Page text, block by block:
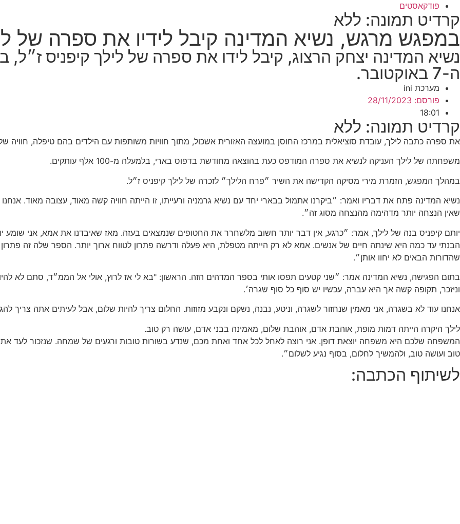
פודקאסטים
קרדיט תמונה: ללא
במפגש מרגש, נשיא המדינה קיבל לידיו את ספרה של
נשיא המדינה יצחק הרצוג, קיבל לידו את ספרה של לילך קיפניס ז״ל,
ה-7 באוקטובר.
מערכת ini
פורסם:
18:01
קרדיט תמונה: ללא
את ספרה כתבה לילך, עובדת סוציאלית במרכז החוסן במועצה האזורית אשכול, מתוך חוויות משותפות עם הילדים בהם טיפלה, חוויה
משפחתה של לילך העניקה לנשיא את ספרה המודפס כעת בהוצאה מחודשת בדפוס בארי, בלמעלה מ-100 אלף עותקים.
במהלך המפגש, הזמרת מירי מסיקה הקדישה את השיר ״פרח הלילך״ לזכרה של לילך קיפניס ז״ל.
נשיא המדינה פתח את דבריו ואמר: ״ביקרנו אתמול בבארי יחד עם נשיא גרמניה ורעייתו, זו הייתה חוויה קשה מאוד, עצובה מאוד.
שאין הנצחה יותר מדהימה מהנצחה מסוג זה״.
יותם קיפניס בנה של לילך, אמר: ״כרגע, אין דבר יותר חשוב מלשחרר את החטופים שנמצאים בעזה. מאז שאיבדנו את אמא, אני שומע
הבנתי עד כמה היא שינתה חיים של אנשים. אמא לא רק הייתה מטפלת, היא פעלה ודרשה פתרון לטווח ארוך יותר. הספר שלה זה פתרון
שהדורות הבאים לא יחוו אותן״.
בתום הפגישה, נשיא המדינה אמר: ״שני קטעים תפסו אותי בספר המדהים הזה. הראשון: "בא לי אז לרוץ, אולי אל הממ״ד, סתם לא להיות
וניזכר, תקופה קשה אך היא עברה, עכשיו יש סוף כל סוף שגרה׳.
אנחנו עוד לא בשגרה, אני מאמין שנחזור לשגרה, וניטע, נבנה, נשקם ונקבע מזוזות. החלום צריך להיות שלום, אבל לעיתים אתה צריך
לילך היקרה הייתה דמות מופת, אוהבת אדם, אוהבת שלום, מאמינה בבני אדם, עושה רק טוב.
המשפחה שלכם היא משפחה יוצאת דופן. אני רוצה לאחל לכל אחד ואחת מכם, שנדע בשורות טובות ורגעים של שמחה. שנזכור
טוב ועושה טוב, ולהמשיך לחלום, בסוף נגיע לשלום״.
לשיתוף הכתבה: